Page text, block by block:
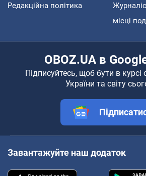
Редакційна політика
місці
OBOZ.UA в
Підписуйтесь, щоб бути в курсі
України та світу
Завантажуйте наш додаток